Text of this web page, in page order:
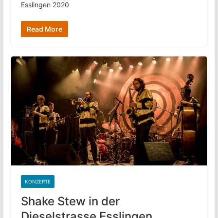
Esslingen 2020
Read More
KONZERTE
Shake Stew in der